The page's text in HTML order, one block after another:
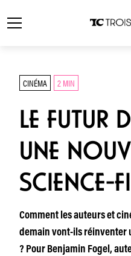
CINÉMA 2 MIN
LE FUTUR
UNE
SCIENCE-
Comment les auteurs et
demain vont-ils réinventer
? Pour Benjamin Fogel,